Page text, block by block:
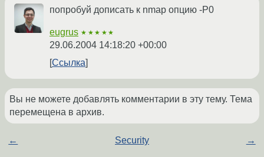
попробуй дописать к nmap опцию -P0
eugrus ★★★★★
29.06.2004 14:18:20 +00:00
Ссылка
Вы не можете добавлять комментарии в эту тему. Тема
перемещена в архив.
← Security →